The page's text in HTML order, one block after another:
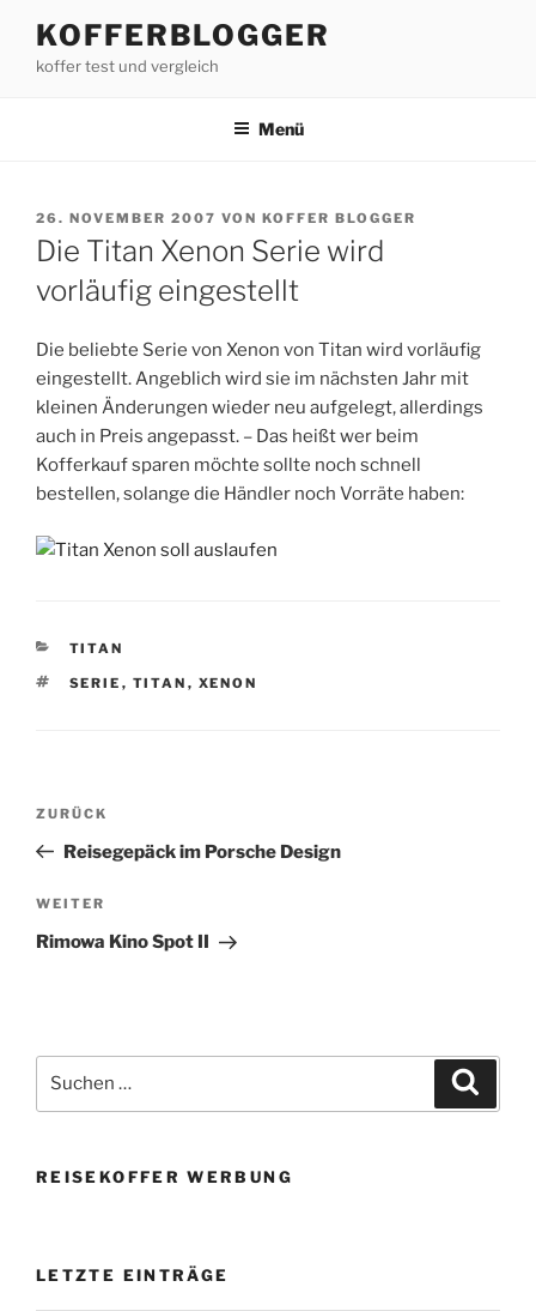
Inhalt
springen
KOFFERBLOGGER
koffer test und vergleich
Menü
VERÖFFENTLICHT
AM
26. NOVEMBER 2007 VON KOFFER BLOGGER
Die Titan Xenon Serie wird
vorläufig eingestellt
Die beliebte Serie von Xenon von Titan wird vorläufig
eingestellt. Angeblich wird sie im nächsten Jahr mit
kleinen Änderungen wieder neu aufgelegt, allerdings
auch in Preis angepasst. – Das heißt wer beim
Kofferkauf sparen möchte sollte noch schnell
bestellen, solange die Händler noch Vorräte haben:
KATEGORIEN
TITAN
SCHLAGWÖRTER
SERIE , TITAN , XENON
Beitragsnavigation
Vorheriger
Beitrag
ZURÜCK
Reisegepäck im Porsche Design
Nächster
Beitrag
WEITER
Rimowa Kino Spot II
nach:
REISEKOFFER WERBUNG
LETZTE EINTRÄGE